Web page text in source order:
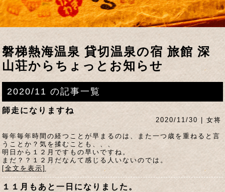
磐梯熱海温泉 貸切温泉の宿 旅館 深
山荘からちょっとお知らせ
2020/11 の記事一覧
師走になりますね
2020/11/30 | 女将
毎年毎年時間の経つことが早まるのは、また一つ歳を重ねると言
うことか？気を揉むことも、、、
明日から１２月ですもの早いですね。
まだ？？１２月だなんて感じる人いないのでは。
[全文を表示]
１１月もあと一日になりました。